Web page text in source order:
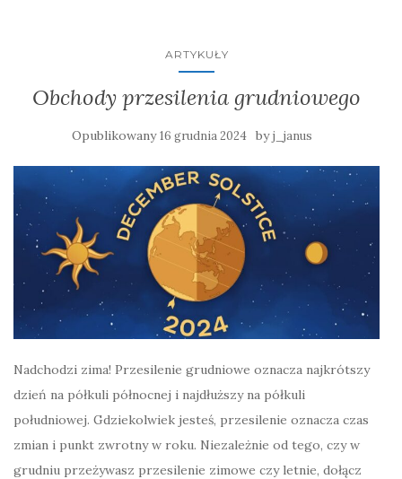
ARTYKUŁY
Obchody przesilenia grudniowego
Opublikowany16 grudnia 2024 byj_janus
Nadchodzi zima! Przesilenie grudniowe oznacza najkrótszy
dzień na półkuli północnej i najdłuższy na półkuli
południowej. Gdziekolwiek jesteś, przesilenie oznacza czas
zmian i punkt zwrotny w roku. Niezależnie od tego, czy w
grudniu przeżywasz przesilenie zimowe czy letnie, dołącz